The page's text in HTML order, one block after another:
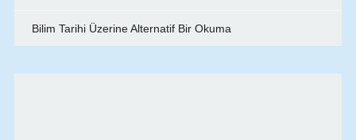
Bilim Tarihi Üzerine Alternatif Bir Okuma